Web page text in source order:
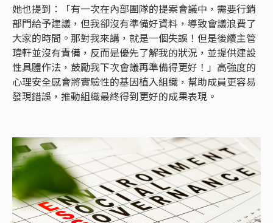
她也提到：「有一次在內部團隊的提案會議中，需要行銷
部門給予建議，但我卻沒有準備好資料，導致會議浪費了
大家的時間。那對我來講，就是一個失誤！但是後續主管
瑋軒並沒有責備，反而是優先了解我的狀況，並提供建設
性具體作法，鼓勵我下次會議再準備得更好！」高強度的
心理安全感會將實驗性的基因植入組織，幫助成員更容易
發現錯誤，推動組織最終得到更好的成果表現。